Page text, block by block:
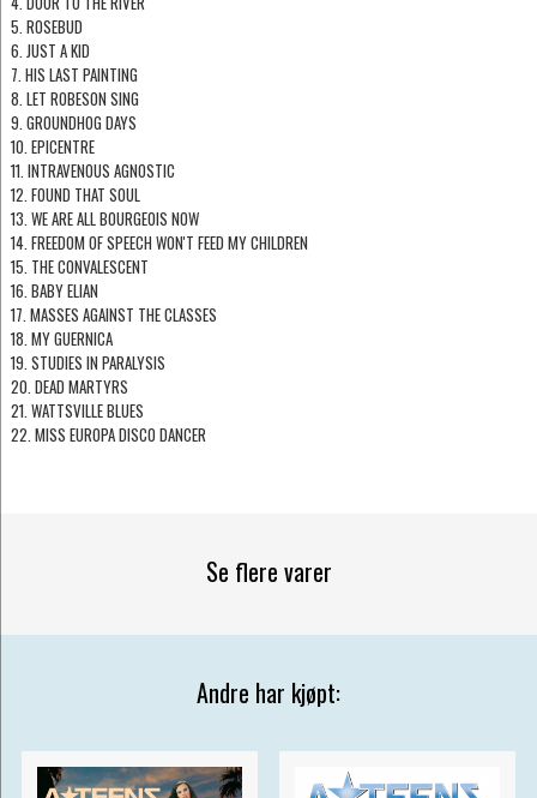
5. ROSEBUD
6. JUST A KID
7. HIS LAST PAINTING
8. LET ROBESON SING
9. GROUNDHOG DAYS
10. EPICENTRE
11. INTRAVENOUS AGNOSTIC
12. FOUND THAT SOUL
13. WE ARE ALL BOURGEOIS NOW
14. FREEDOM OF SPEECH WON'T FEED MY CHILDREN
15. THE CONVALESCENT
16. BABY ELIAN
17. MASSES AGAINST THE CLASSES
18. MY GUERNICA
19. STUDIES IN PARALYSIS
20. DEAD MARTYRS
21. WATTSVILLE BLUES
22. MISS EUROPA DISCO DANCER
Se flere varer
Andre har kjøpt: